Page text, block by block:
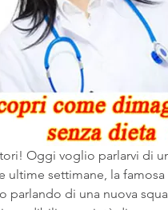
Oggi voglio parlarvi di
ultime settimane, la
parlando di una nuova